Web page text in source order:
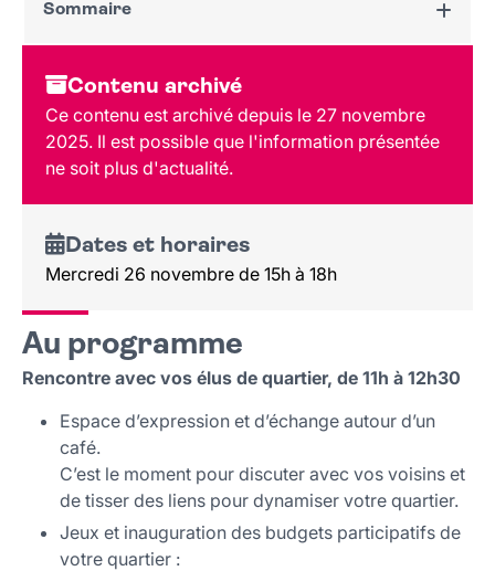
Sommaire
Dates et horaires
Au programme
Tarif et réservation
Public
Lieu et contact
Contenu archivé
Ce contenu est archivé depuis le 27 novembre
2025. Il est possible que l'information présentée
ne soit plus d'actualité.
Dates et horaires
Mercredi 26 novembre de 15h à 18h
Au programme
Rencontre avec vos élus de quartier, de 11h à 12h30
Espace d’expression et d’échange autour d’un
café.
C’est le moment pour discuter avec vos voisins et
de tisser des liens pour dynamiser votre quartier.
Jeux et inauguration des budgets participatifs de
votre quartier :